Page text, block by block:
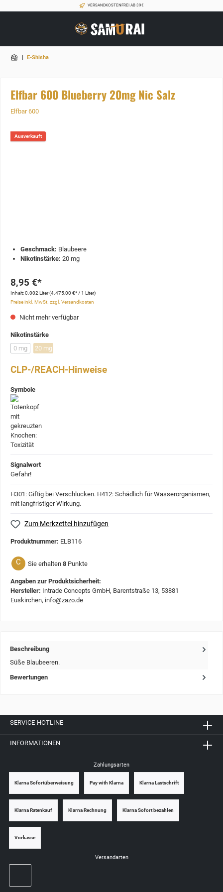
VERSANDKOSTENFREI AB 39€
| E-Shisha
Elfbar 600 Blueberry 20mg Nic Salz
Elfbar 600
Ausverkauft
Geschmack: Blaubeere
Nikotinstärke: 20 mg
8,95 €*
Inhalt:0.002 Liter(4.475,00 €* / 1 Liter)
Preise inkl. MwSt. zzgl. Versandkosten
Nicht mehr verfügbar
Nikotinstärke
0 mg
20 mg
CLP-/REACH-Hinweise
Symbole
Signalwort
Gefahr!
H301: Giftig bei Verschlucken. H412: Schädlich für Wasserorganismen,
mit langfristiger Wirkung.
Zum Merkzettel hinzufügen
Produktnummer: ELB116
C Sie erhalten 8 Punkte
Angaben zur Produktsicherheit:
Hersteller: Intrade Concepts GmbH, Barentstraße 13, 53881
Euskirchen, info@zazo.de
Beschreibung
Süße Blaubeeren.
Bewertungen
SERVICE-HOTLINE
INFORMATIONEN
Zahlungsarten
Klarna Sofortüberweisung Pay with Klarna Klarna Lastschrift
Klarna Ratenkauf Klarna Rechnung Klarna Sofort bezahlen
Vorkasse
Versandarten